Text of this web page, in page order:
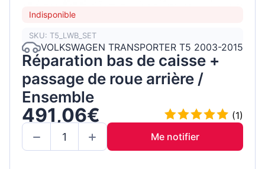
Indisponible
SKU: T5_LWB_SET
VOLKSWAGEN TRANSPORTER T5 2003-2015
Réparation bas de caisse +
passage de roue arrière /
Ensemble
491,06€
(1)
Me notifier